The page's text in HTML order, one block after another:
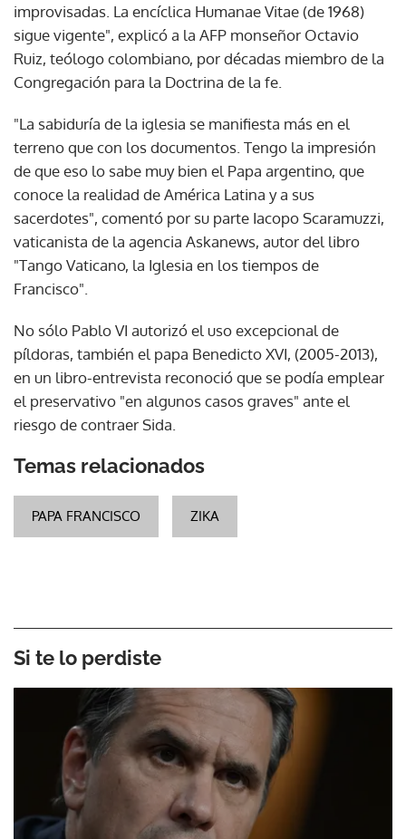
improvisadas. La encíclica Humanae Vitae (de 1968)
sigue vigente", explicó a la AFP monseñor Octavio
Ruiz, teólogo colombiano, por décadas miembro de la
Congregación para la Doctrina de la fe.
"La sabiduría de la iglesia se manifiesta más en el
terreno que con los documentos. Tengo la impresión
de que eso lo sabe muy bien el Papa argentino, que
conoce la realidad de América Latina y a sus
sacerdotes", comentó por su parte Iacopo Scaramuzzi,
vaticanista de la agencia Askanews, autor del libro
"Tango Vaticano, la Iglesia en los tiempos de
Francisco".
No sólo Pablo VI autorizó el uso excepcional de
píldoras, también el papa Benedicto XVI, (2005-2013),
en un libro-entrevista reconoció que se podía emplear
el preservativo "en algunos casos graves" ante el
riesgo de contraer Sida.
Temas relacionados
PAPA FRANCISCO ZIKA
Si te lo perdiste